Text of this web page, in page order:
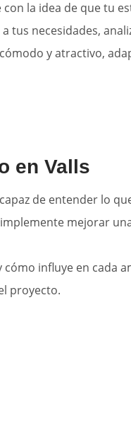
la idea de que tu
tus necesidades,
y atractivo,
en Valls
de entender lo
mejorar
influye en cada
proyecto.